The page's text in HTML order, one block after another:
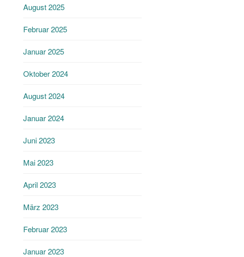
August 2025
Februar 2025
Januar 2025
Oktober 2024
August 2024
Januar 2024
Juni 2023
Mai 2023
April 2023
März 2023
Februar 2023
Januar 2023